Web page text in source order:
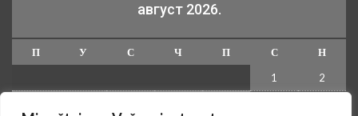
август 2026.
П У С Ч П С
Н
1
2